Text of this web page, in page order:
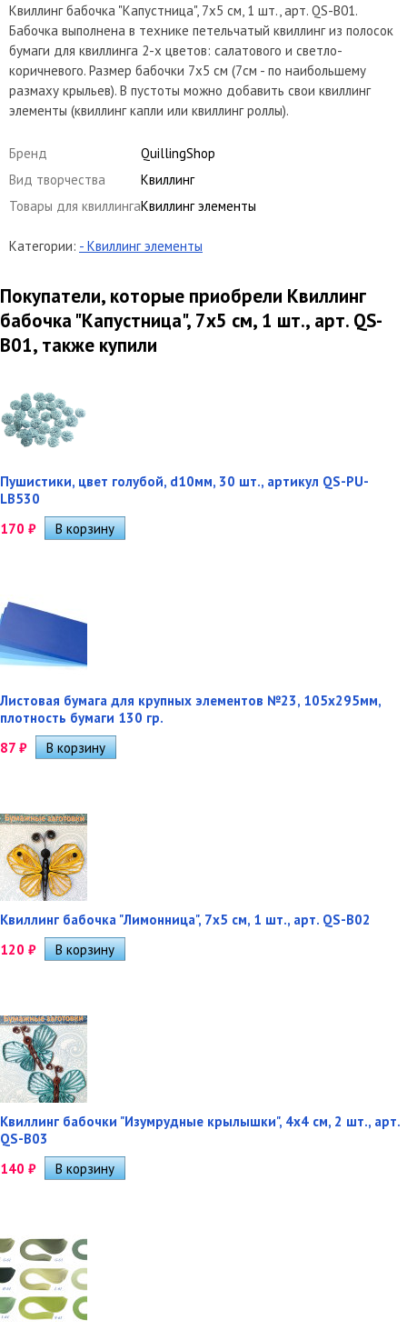
Квиллинг бабочка "Капустница", 7х5 см, 1 шт., арт. QS-B01.
Бабочка выполнена в технике петельчатый квиллинг из полосок
бумаги для квиллинга 2-х цветов: салатового и светло-
коричневого. Размер бабочки 7х5 см (7см - по наибольшему
размаху крыльев). В пустоты можно добавить свои квиллинг
элементы (квиллинг капли или квиллинг роллы).
Бренд
QuillingShop
Вид творчества
Квиллинг
Товары для квиллингаКвиллинг элементы
Категории: - Квиллинг элементы
Покупатели, которые приобрели Квиллинг
бабочка "Капустница", 7х5 см, 1 шт., арт. QS-
B01, также купили
Пушистики, цвет голубой, d10мм, 30 шт., артикул QS-PU-
LB530
170 ₽
Листовая бумага для крупных элементов №23, 105х295мм,
плотность бумаги 130 гр.
87 ₽
Квиллинг бабочка "Лимонница", 7х5 см, 1 шт., арт. QS-B02
120 ₽
Квиллинг бабочки "Изумрудные крылышки", 4х4 см, 2 шт., арт.
QS-B03
140 ₽